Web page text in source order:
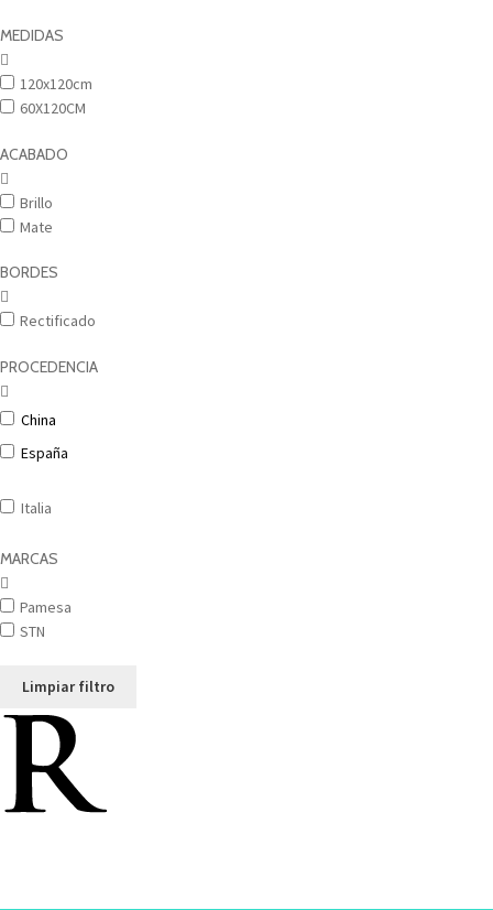
MEDIDAS
120x120cm
60X120CM
ACABADO
Brillo
Mate
BORDES
Rectificado
PROCEDENCIA
China
España
Italia
MARCAS
Pamesa
STN
Limpiar filtro